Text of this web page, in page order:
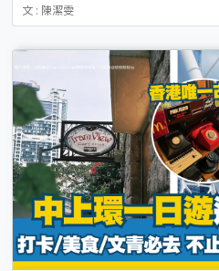
文 : 陳潔雯